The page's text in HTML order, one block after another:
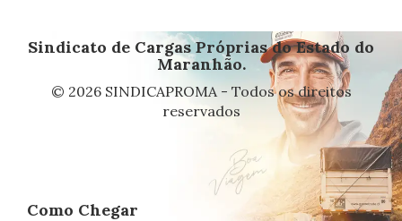
Sindicato de Cargas Próprias do Estado do
Maranhão.
© 2026 SINDICAPROMA - Todos os direitos
reservados
Como Chegar